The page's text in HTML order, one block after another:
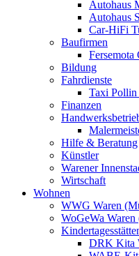
Autohaus
Autohaus
Car-HiFi
Baufirmen
Fersemota
Bildung
Fahrdienste
Taxi
Finanzen
Hilfe & Beratung
Künstler
Warener
Wirtschaft
Wohnen
WWG Waren
WoGeWa
DRK Kita